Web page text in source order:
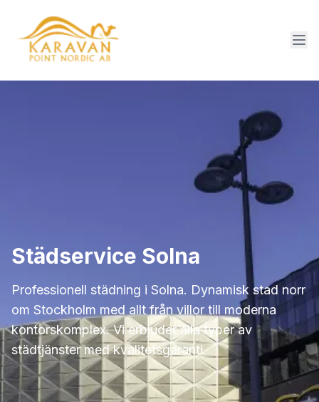
Städservice Solna
Professionell städning i Solna. Dynamisk stad norr
om Stockholm med allt från villor till moderna
kontorskomplex. Vi erbjuder alla typer av
städtjänster med kvalitetsgaranti.